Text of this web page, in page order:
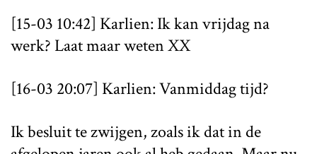
[15-03 10:42] Karlien: Ik kan vrijdag na
werk? Laat maar weten XX
[16-03 20:07] Karlien: Vanmiddag tijd?
Ik besluit te zwijgen, zoals ik dat in de